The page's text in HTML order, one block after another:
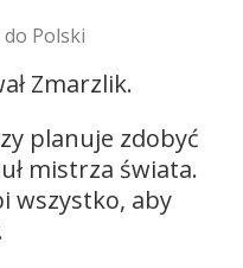
Polski
Zmarzlik.
planuje zdobyć
mistrza świata.
wszystko, aby